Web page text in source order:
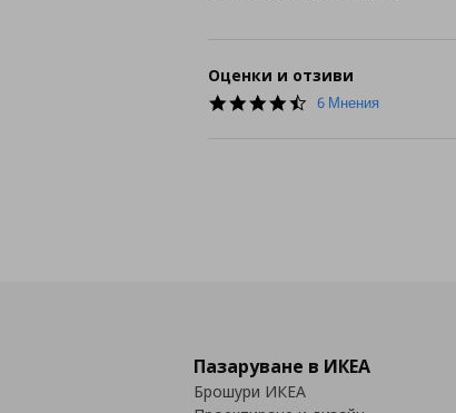
Оценки и отзиви
4.3
6 Мнения
Пазаруване в ИКЕА
Брошури ИКЕА